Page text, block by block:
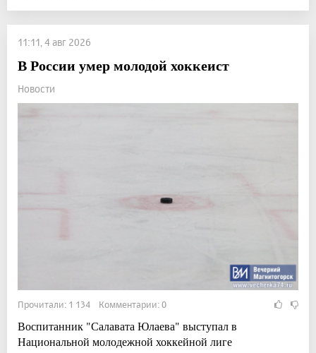
11:11, 4 авг 2026
В России умер молодой хоккеист
Новости
Прочитали: 1 134 Комментарии: 0
Воспитанник "Салавата Юлаева" выступал в
Национальной молодежной хоккейной лиге